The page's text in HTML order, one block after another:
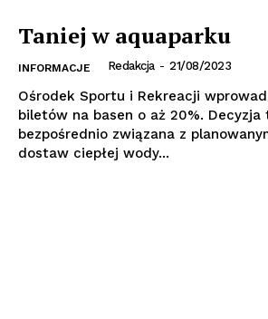
Taniej w aquaparku
INFORMACJE Redakcja - 21/08/2023
Ośrodek Sportu i Rekreacji
biletów na basen o aż 20%.
bezpośrednio związana z
dostaw ciepłej wody...